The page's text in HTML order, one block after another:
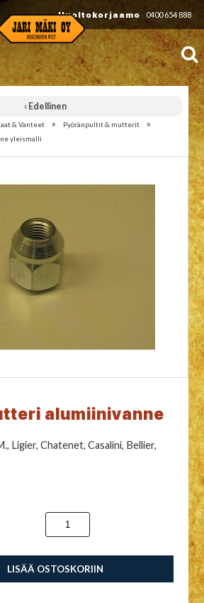
Huoltokorjaamo 0400 654 888
‹ Edellinen
& Vanteet » Pyöränpultit & mutterit »
yleismalli
alumiinivanne
Ligier, Chatenet, Casalini, Bellier,
LISÄÄ OSTOSKORIIN